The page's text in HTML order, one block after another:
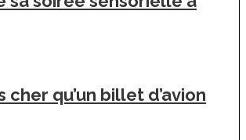
qu’un billet d’avion